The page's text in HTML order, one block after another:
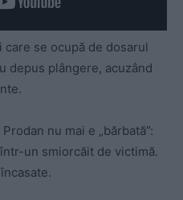
se ocupă de dosarul
depus plângere, acuzând
nu mai e „bărbată”:
un smiorcăit de victimă.